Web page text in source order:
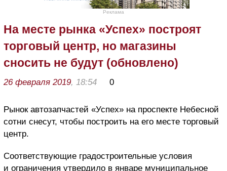
Реклама
На месте рынка «Успех» построят
торговый центр, но магазины
сносить не будут (обновлено)
26 февраля 2019, 18:54 0
Рынок автозапчастей «Успех» на проспекте Небесной
сотни снесут, чтобы построить на его месте торговый
центр.
Соответствующие градостроительные условия
и ограничения утвердило в январе муниципальное